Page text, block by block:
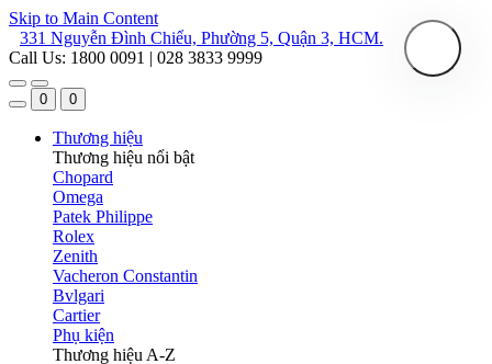
Skip to Main Content
331 Nguyễn Đình Chiểu, Phường 5, Quận 3, HCM.
Call Us: 1800 0091 | 028 3833 9999
0 0
Thương hiệu
Thương hiệu nổi bật
Chopard
Omega
Patek Philippe
Rolex
Zenith
Vacheron Constantin
Bvlgari
Cartier
Phụ kiện
Thương hiệu A-Z